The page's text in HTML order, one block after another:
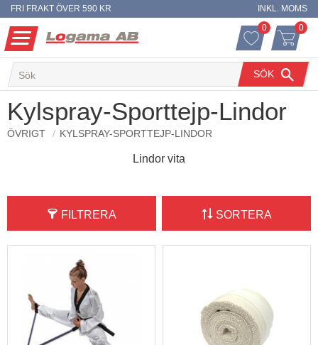
Meny
FRI FRAKT ÖVER 590 KR INKL. MOMS
FAVORITER
ANTAL
0 0
SÖK
Kylspray-Sporttejp-Lindor
ÖVRIGT KYLSPRAY-SPORTTEJP-LINDOR
Lindor vita
FILTRERA SORTERA